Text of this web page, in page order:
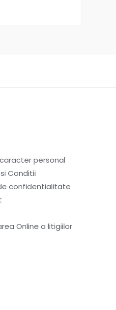
personal
Conditii
confidentialitate
Online a litigiilor